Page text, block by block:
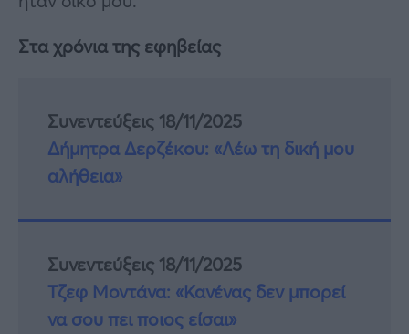
Στα χρόνια της εφηβείας
Συνεντεύξεις 18/11/2025
Δήμητρα Δερζέκου: «Λέω τη δική μου
αλήθεια»
Συνεντεύξεις 18/11/2025
Τζεφ Μοντάνα: «Κανένας δεν μπορεί
να σου πει ποιος είσαι»